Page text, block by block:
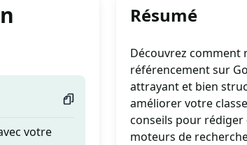
votre
Résumé
Découvrez comment
référencement sur
attrayant et bien
améliorer votre
conseils pour rédiger
moteurs de